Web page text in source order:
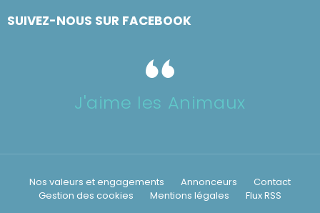
SUIVEZ-NOUS SUR FACEBOOK
J'aime les Animaux
Nos valeurs et engagements Annonceurs
Contact
Gestion des cookies
Mentions légales Flux RSS